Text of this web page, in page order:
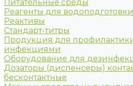
Питательные среды
Реагенты для водоподготовки
Реактивы
Стандарт-титры
Продукция для
инфекциями
Оборудование для
Дозаторы (диспенсеры)
бесконтактные